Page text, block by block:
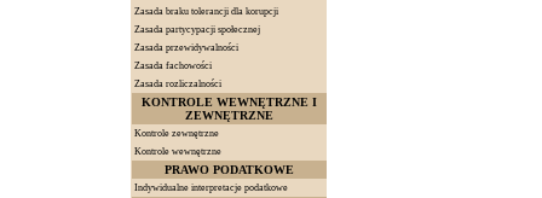
Zasada braku tolerancji dla korupcji
Zasada partycypacji społecznej
Zasada przewidywalności
Zasada fachowości
Zasada rozliczalności
KONTROLE WEWNĘTRZNE I
ZEWNĘTRZNE
Kontrole zewnętrzne
Kontrole wewnętrzne
PRAWO PODATKOWE
Indywidualne interpretacje podatkowe